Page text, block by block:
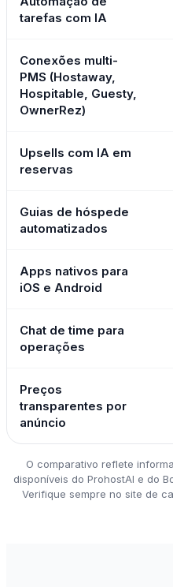
tarefas com IA
Conexões multi-
PMS (Hostaway,
Hospitable, Guesty,
OwnerRez)
Upsells com IA em
reservas
Guias de hóspede
automatizados
Apps nativos para
iOS e Android
Chat de time para
operações
Preços
transparentes por
anúncio
O comparativo reflete
disponíveis do ProhostAI e do
Verifique sempre no site de